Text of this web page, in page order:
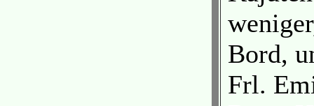
Bord,
Frl.